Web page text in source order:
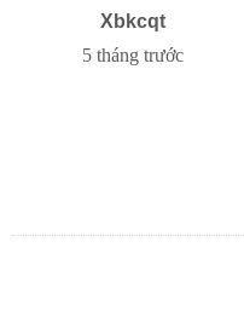
Xbkcqt
5 tháng trước